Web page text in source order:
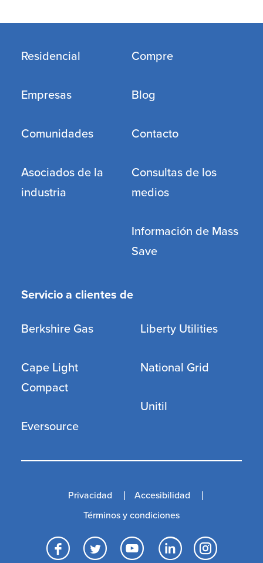
Residencial
Empresas
Comunidades
Asociados de la
industria
Compre
Blog
Contacto
Consultas de los
medios
Información de Mass
Save
Servicio a clientes de
Berkshire Gas
Cape Light
Compact
Eversource
Liberty Utilities
National Grid
Unitil
Facebook
TwitterYouTube
Privacidad
Accesibilidad
Términos y condiciones